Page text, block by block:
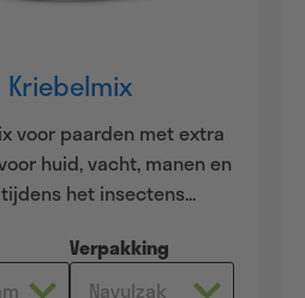
Kriebelmix
voor paarden met extra
huid, vacht, manen en
het insectens...
Verpakking